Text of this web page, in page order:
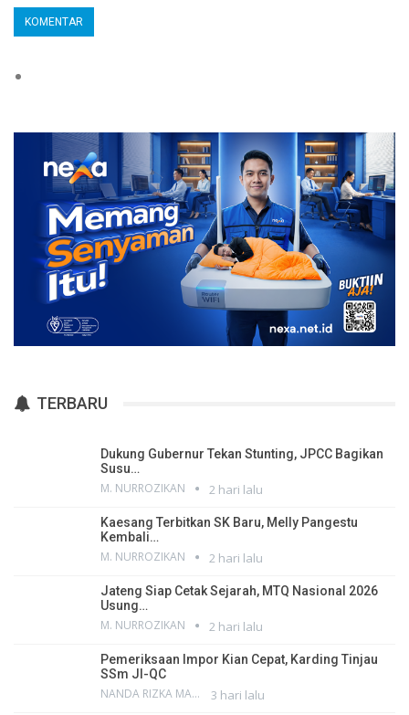
TERBARU
Dukung Gubernur Tekan Stunting, JPCC Bagikan
Susu…
M. NURROZIKAN 2 hari lalu
Kaesang Terbitkan SK Baru, Melly Pangestu
Kembali…
M. NURROZIKAN 2 hari lalu
Jateng Siap Cetak Sejarah, MTQ Nasional 2026
Usung…
M. NURROZIKAN 2 hari lalu
Pemeriksaan Impor Kian Cepat, Karding Tinjau
SSm JI-QC
NANDA RIZKA MAHENDRA 3 hari lalu